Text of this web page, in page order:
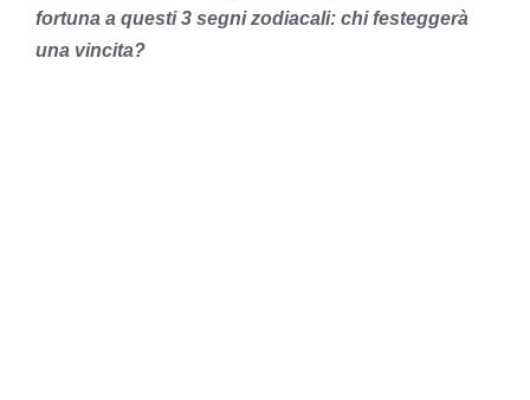
fortuna a questi 3 segni zodiacali: chi festeggerà
una vincita?